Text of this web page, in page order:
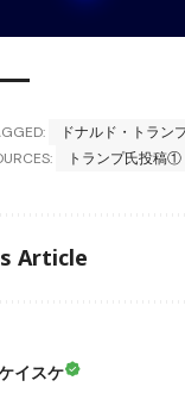
ドナルド・トラン
トランプ氏投稿①
Article
イスケ